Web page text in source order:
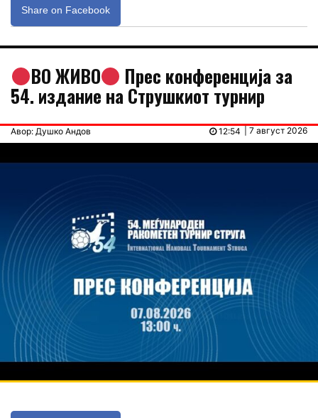
Share on Facebook
ВО ЖИВО Прес конференција за
54. издание на Струшкиот турнир
Авор: Душко Андов | 7 август 2026
12:54